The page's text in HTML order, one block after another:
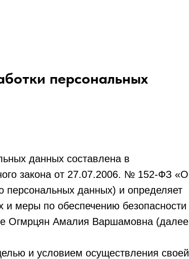
персональных
данных составлена в
закона от 27.07.2006. № 152-ФЗ «О
данных) и определяет
и меры по обеспечению безопасности
Огмрцян Амалия Варшамовна (далее
и условием осуществления своей